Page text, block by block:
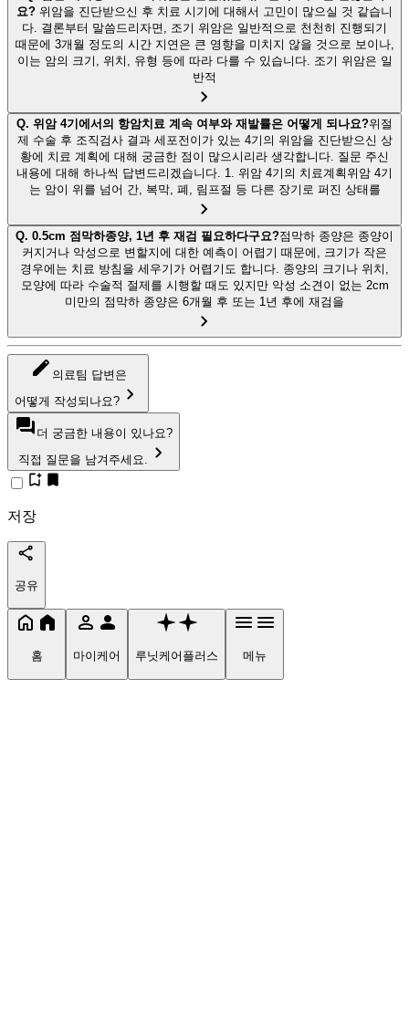
요? 위암을 진단받으신 후 치료 시기에 대해서 고민이 많으실 것 같습니
다. 결론부터 말씀드리자면, 조기 위암은 일반적으로 천천히 진행되기
때문에 3개월 정도의 시간 지연은 큰 영향을 미치지 않을 것으로 보이나,
이는 암의 크기, 위치, 유형 등에 따라 다를 수 있습니다. 조기 위암은 일
반적
Q. 위암 4기에서의 항암치료 계속 여부와 재발률은 어떻게 되나요?위절
제 수술 후 조직검사 결과 세포전이가 있는 4기의 위암을 진단받으신 상
황에 치료 계획에 대해 궁금한 점이 많으시리라 생각합니다. 질문 주신
내용에 대해 하나씩 답변드리겠습니다. 1. 위암 4기의 치료계획위암 4기
는 암이 위를 넘어 간, 복막, 폐, 림프절 등 다른 장기로 퍼진 상태를
Q. 0.5cm 점막하종양, 1년 후 재검 필요하다구요?점막하 종양은 종양이
커지거나 악성으로 변할지에 대한 예측이 어렵기 때문에, 크기가 작은
경우에는 치료 방침을 세우기가 어렵기도 합니다. 종양의 크기나 위치,
모양에 따라 수술적 절제를 시행할 때도 있지만 악성 소견이 없는 2cm
미만의 점막하 종양은 6개월 후 또는 1년 후에 재검을
의료팀 답변은
어떻게 작성되나요?
더 궁금한 내용이 있나요?
직접 질문을 남겨주세요.
저장
공유
홈 마이케어 루닛케어플러스 메뉴